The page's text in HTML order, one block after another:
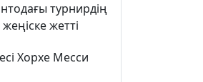
турнирдің
жетті
Хорхе Месси